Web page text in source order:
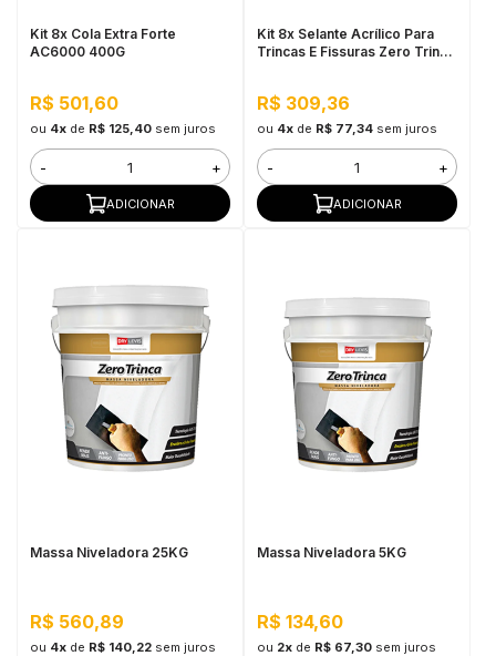
Kit 8x Cola Extra Forte
AC6000 400G
R$ 501,60
ou 4xde R$ 125,40 sem juros
- +
ADICIONAR
Kit 8x Selante Acrílico Para
Trincas E Fissuras Zero Trinca
R$ 309,36
ou 4xde R$ 77,34 sem juros
- +
ADICIONAR
Massa Niveladora 25KG
R$ 560,89
ou 4xde R$ 140,22 sem juros
Massa Niveladora 5KG
R$ 134,60
ou 2xde R$ 67,30 sem juros